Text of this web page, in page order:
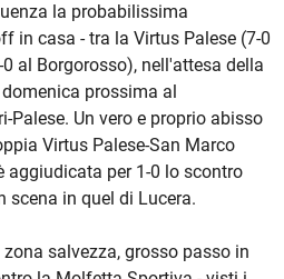
la probabilissima
in casa - tra la Virtus Palese (7-0
al Borgorosso), nell'attesa della
prossima al
Palese. Un vero e proprio abisso
Virtus Palese-San Marco
aggiudicata per 1-0 lo scontro
scena in quel di Lucera.
salvezza, grosso passo in